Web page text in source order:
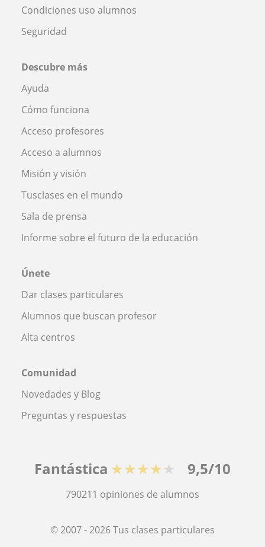
Condiciones uso alumnos
Seguridad
Descubre más
Ayuda
Cómo funciona
Acceso profesores
Acceso a alumnos
Misión y visión
Tusclases en el mundo
Sala de prensa
Informe sobre el futuro de la educación
Únete
Dar clases particulares
Alumnos que buscan profesor
Alta centros
Comunidad
Novedades y Blog
Preguntas y respuestas
Fantástica ★★★★★ 9,5/10
790211 opiniones de alumnos
© 2007 - 2026 Tus clases particulares